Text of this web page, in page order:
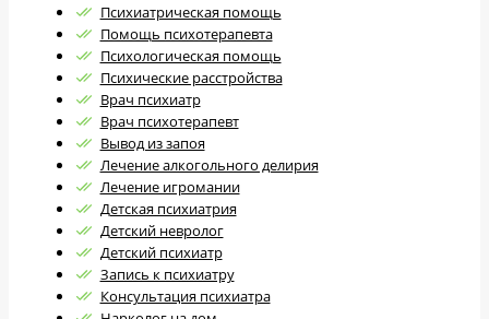
Психиатрическая помощь
Помощь психотерапевта
Психологическая помощь
Психические расстройства
Врач психиатр
Врач психотерапевт
Вывод из запоя
Лечение алкогольного делирия
Лечение игромании
Детская психиатрия
Детский невролог
Детский психиатр
Запись к психиатру
Консультация психиатра